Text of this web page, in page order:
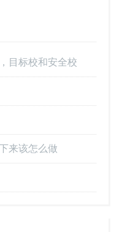
目标校和安全校
来该怎么做